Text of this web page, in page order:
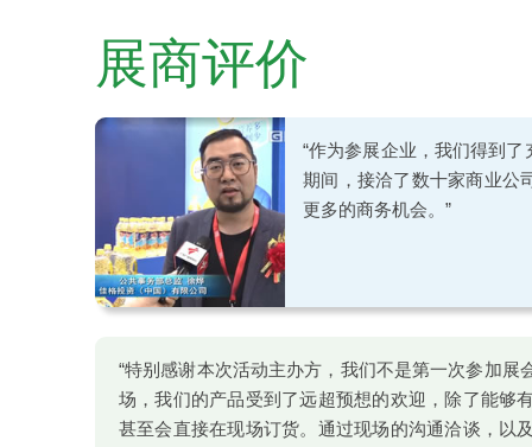
展商评价
“作为参展企业，我们得到
期间，接洽了数十家商业公
更多的商务机会。”
“特别感谢本次活动主办方，我们不是第一次参加
场，我们的产品受到了远超预想的欢迎，除了能够
甚至会直接在现场订货。通过现场的沟通洽谈，以